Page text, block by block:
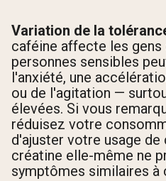
Variation de la
caféine affecte les
personnes sensibles
l'anxiété, une
ou de l'agitation —
élevées. Si vous
réduisez votre
d'ajuster votre usage de
créatine elle-même ne
symptômes similaires à